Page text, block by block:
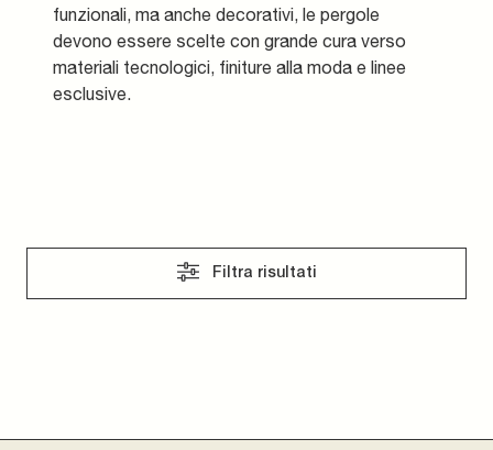
Filtra risultati
funzionali, ma anche decorativi, le pergole
devono essere scelte con grande cura verso
materiali tecnologici, finiture alla moda e linee
esclusive.